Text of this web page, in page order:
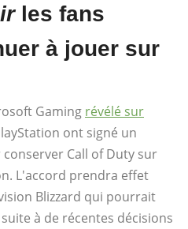
les fans
à jouer sur
Gaming révélé sur
ont signé un
Call of Duty sur
L'accord prendra effet
Blizzard qui pourrait
à de récentes décisions